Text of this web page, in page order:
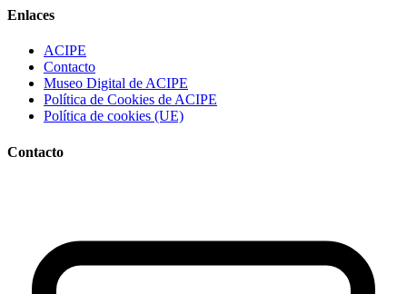
Enlaces
ACIPE
Contacto
Museo Digital de ACIPE
Política de Cookies de ACIPE
Política de cookies (UE)
Contacto